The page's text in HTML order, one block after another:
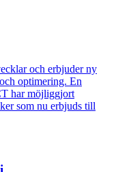
och erbjuder ny
optimering. En
har möjliggjort
som nu erbjuds till